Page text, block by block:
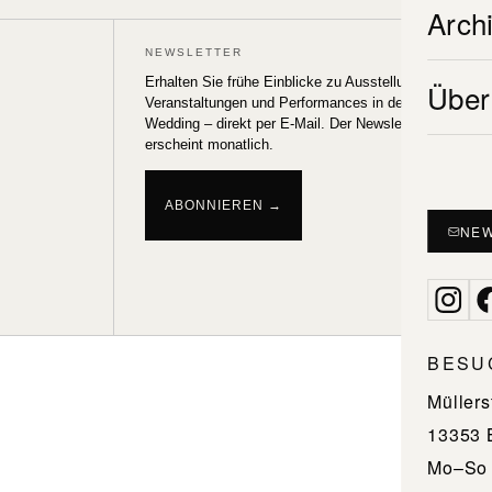
13353
nach:
NEWSLETTER
Erhalten Sie frühe Einblicke zu Ausstellungen,
Veranstaltungen und Performances in der Galerie
Wedding – direkt per E-Mail. Der Newsletter
erscheint monatlich.
ABONNIEREN →